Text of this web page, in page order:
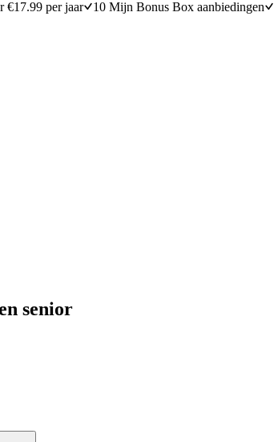
€17.99 per jaar 10 Mijn Bonus Box aanbiedingen
senior